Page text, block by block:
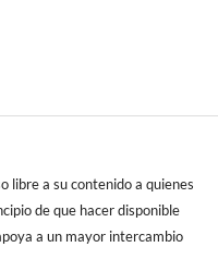
libre a su contenido a quienes
de que hacer disponible
a un mayor intercambio